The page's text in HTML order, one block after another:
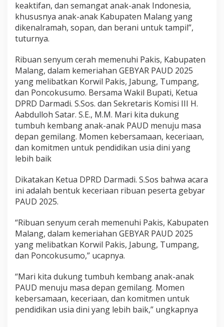
keaktifan, dan semangat anak-anak Indonesia,
khususnya anak-anak Kabupaten Malang yang
dikenalramah, sopan, dan berani untuk tampil”,
tuturnya.
​Ribuan senyum cerah memenuhi Pakis, Kabupaten
Malang, dalam kemeriahan GEBYAR PAUD 2025
yang melibatkan Korwil Pakis, Jabung, Tumpang,
dan Poncokusumo. Bersama Wakil Bupati, Ketua
DPRD Darmadi. S.Sos. dan Sekretaris Komisi III H.
Aabdulloh Satar. S.E., M.M. Mari kita dukung
tumbuh kembang anak-anak PAUD menuju masa
depan gemilang. ​Momen kebersamaan, keceriaan,
dan komitmen untuk pendidikan usia dini yang
lebih baik ​
Dikatakan Ketua DPRD Darmadi. S.Sos bahwa acara
ini adalah bentuk keceriaan ribuan peserta gebyar
PAUD 2025.
“​Ribuan senyum cerah memenuhi Pakis, Kabupaten
Malang, dalam kemeriahan GEBYAR PAUD 2025
yang melibatkan Korwil Pakis, Jabung, Tumpang,
dan Poncokusumo,” ucapnya.
“Mari kita dukung tumbuh kembang anak-anak
PAUD menuju masa depan gemilang. ​Momen
kebersamaan, keceriaan, dan komitmen untuk
pendidikan usia dini yang lebih baik,” ungkapnya